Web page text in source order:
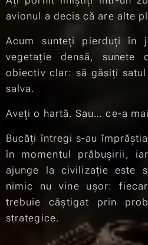
avionul a decis că are alte
Acum sunteți pierduți în
vegetație densă, sunete
obiectiv clar: să găsiți
salva.
Aveți o hartă. Sau… ce-a
Bucăți întregi s-au
în momentul prăbușirii,
ajunge la civilizație este
nimic nu vine ușor:
trebuie câștigat prin
strategice.